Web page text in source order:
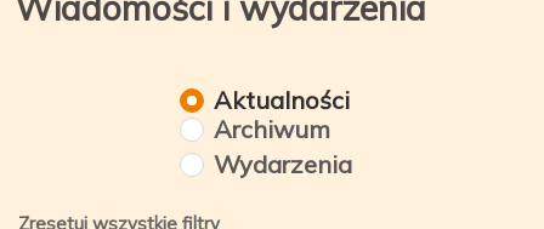
Aktualności
Archiwum
Wydarzenia
Zresetuj wszystkie filtry